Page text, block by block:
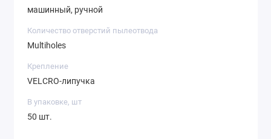
машинный, ручной
Количество отверстий пылеотвода
Multiholes
Крепление
VELCRO-липучка
В упаковке, шт
50 шт.